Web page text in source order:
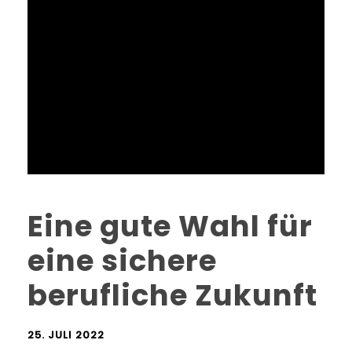
Eine gute Wahl für
eine sichere
berufliche Zukunft
25. JULI 2022